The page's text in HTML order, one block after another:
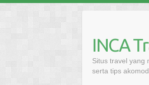
content
INCA
Situs travel yang
serta tips